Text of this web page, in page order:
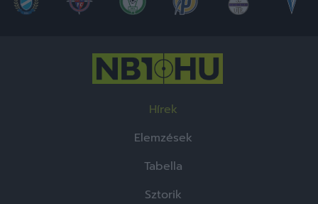
Hírek
Elemzések
Tabella
Sztorik